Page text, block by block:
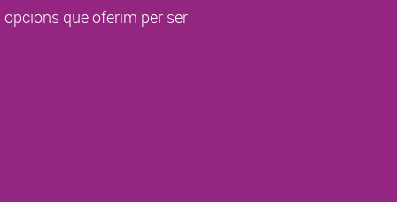
que oferim per ser